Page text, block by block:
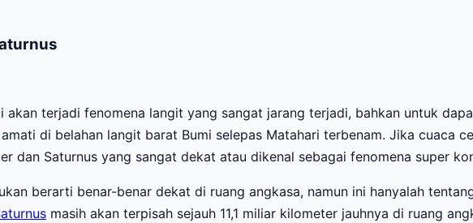
akan terjadi fenomena langit yang sangat jarang terjadi, bahkan untuk
di belahan langit barat Bumi selepas Matahari terbenam. Jika cuaca
dan Saturnus yang sangat dekat atau dikenal sebagai fenomena super
berarti benar-benar dekat di ruang angkasa, namun ini hanyalah
masih akan terpisah sejauh 11,1 miliar kilometer jauhnya di ruang